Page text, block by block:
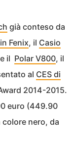
già conteso da
Fenix, il Casio
il Polar V800, il
al CES di
2014-2015.
euro (449.90
nero, da